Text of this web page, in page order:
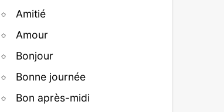
Amitié
Amour
Bonjour
Bonne journée
Bon après-midi